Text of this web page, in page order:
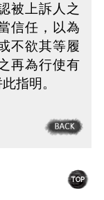
被上訴人之
信任，以為
不欲其等履
再為行使有
指明。